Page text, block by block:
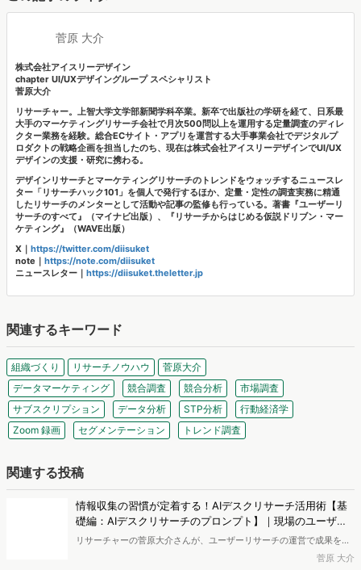
菅原 大介
株式会社アイスリーデザイン
chapter UI/UXデザイングループ スペシャリスト
菅原大介
リサーチャー。上智大学文学部新聞学科卒業。新卒で出版社の学研を経て、日系最
大手のマーケティングリサーチ会社で月次500問以上を運用する定量調査のディレ
クター業務を経験。総合ECサイト・アプリを運営する大手事業会社でデジタルプ
ロダクトの戦略企画を担当したのち、現在は株式会社アイスリーデザインでUI/UX
デザインの支援・研究に携わる。
デザインリサーチとマーケティングリサーチのトレンドをウォッチするニュースレ
ター「リサーチハック101」を個人で発行するほか、定量・定性の調査実務に精通
したリサーチのメンターとして活動や記事の監修も行っている。著書『ユーザーリ
サーチのすべて』（マイナビ出版）、『リサーチからはじめる仮説ドリブン・マー
ケティング』（WAVE出版）
X｜ https://twitter.com/diisuket
note｜ https://note.com/diisuket
ニュースレター｜ https://diisuket.theletter.jp
関連するキーワード
組織づくり リサーチノウハウ
菅原大介
データマーケティング
競合調査 競合分析
市場調査
サブスクリプション
データ分析 STP分析
行動経済学
Zoom 録画
セグメンテーション トレンド調査
関連する投稿
情報収集の習慣が定着する！AIデスクリサーチ活用術【基
礎編：AIデスクリサーチのプロンプト】｜現場のユーザー
リサーチ全集
リサーチャーの菅原大介さんが、ユーザーリサーチの運営で成果を上
げるアウトプットについて解説する「現場のユーザーリサーチ全菅原 大介